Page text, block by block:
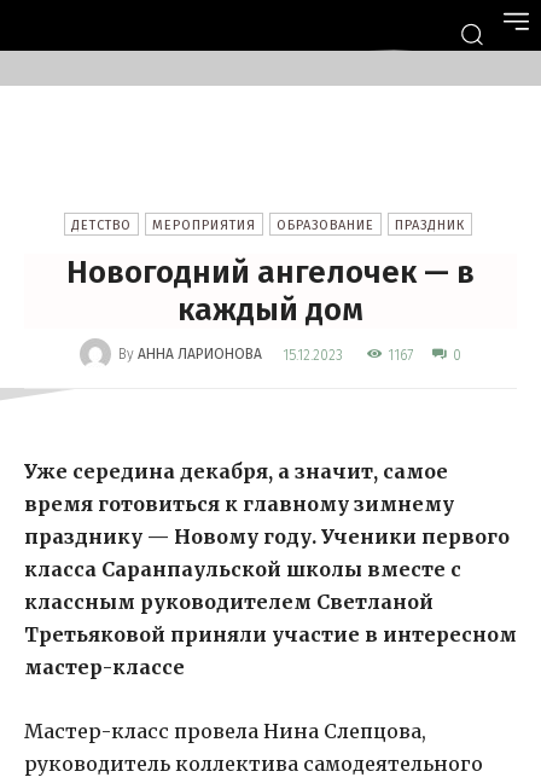
ДЕТСТВО МЕРОПРИЯТИЯ ОБРАЗОВАНИЕ ПРАЗДНИК
Новогодний ангелочек — в
каждый дом
By АННА ЛАРИОНОВА 15.12.2023 1167 0
Уже середина декабря, а значит, самое
время готовиться к главному зимнему
празднику — Новому году. Ученики первого
класса Саранпаульской школы вместе с
классным руководителем Светланой
Третьяковой приняли участие в интересном
мастер-классе
Мастер-класс провела Нина Слепцова,
руководитель коллектива самодеятельного